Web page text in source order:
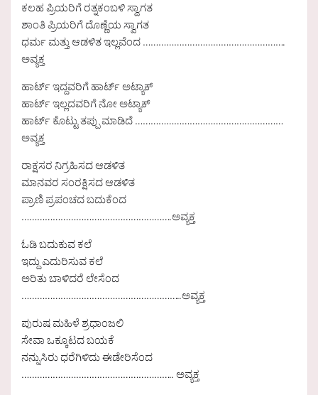
ಕಲಹ ಪ್ರಿಯರಿಗೆ ರತ್ನಕಂಬಳಿ ಸ್ವಾಗತ
ಶಾಂತಿ ಪ್ರಿಯರಿಗೆ ದೊಣ್ಣೆಯ ಸ್ವಾಗತ
ಧರ್ಮ ಮತ್ತು ಆಡಳಿತ ಇಲ್ಲವೆಂದ ……………………………………………….
ಅವ್ಯಕ್ತ
ಹಾರ್ಟ್ ಇದ್ದವರಿಗೆ ಹಾರ್ಟ್ ಅಟ್ಯಾಕ್
ಹಾರ್ಟ್ ಇಲ್ಲದವರಿಗೆ ನೋ ಅಟ್ಯಾಕ್
ಹಾರ್ಟ್ ಕೊಟ್ಟು ತಪ್ಪು ಮಾಡಿದೆ …………………………………………………
ಅವ್ಯಕ್ತ
ರಾಕ್ಷಸರ ನಿಗ್ರಹಿಸದ ಆಡಳಿತ
ಮಾನವರ ಸಂರಕ್ಷಿಸದ ಆಡಳಿತ
ಪ್ರಾಣಿ ಪ್ರಪಂಚದ ಬದುಕೆಂದ
………………………………………………….ಅವ್ಯಕ್ತ
ಓಡಿ ಬದುಕುವ ಕಲೆ
ಇದ್ದು ಎದುರಿಸುವ ಕಲೆ
ಅರಿತು ಬಾಳಿದರೆ ಲೇಸೆಂದ
……………………………………………………..ಅವ್ಯಕ್ತ
ಪುರುಷ ಮಹಿಳೆ ಶ್ರಧಾಂಜಲಿ
ಸೇವಾ ಒಕ್ಕೂಟದ ಬಯಕೆ
ನನ್ನುಸಿರು ಧರೆಗಿಳಿದು ಈಡೇರಿಸೆಂದ
………………………………………………….. ಅವ್ಯಕ್ತ